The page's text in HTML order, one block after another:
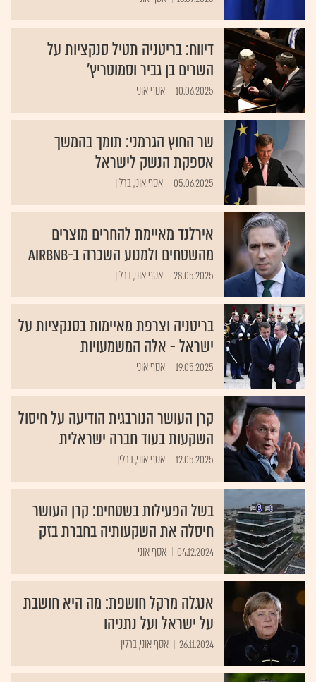
דיווח: בריטניה תטיל סנקציות על
השרים בן גביר וסמוטריץ'
10.06.2025 אסף אוני
שר החוץ הגרמני: תומך בהמשך
אספקת הנשק לישראל
05.06.2025 אסף אוני, ברלין
אירלנד מאיימת להחרים מוצרים
מהשטחים ולמנוע השכרה ב-Airbnb
28.05.2025 אסף אוני, ברלין
בריטניה וצרפת מאיימות בסנקציות על
ישראל - אלה המשמעויות
19.05.2025 אסף אוני
קרן העושר הנורבגית הודיעה על חיסול
השקעות בעוד חברה ישראלית
12.05.2025 אסף אוני, ברלין
בשל הפעילות בשטחים: קרן העושר
חיסלה את השקעותיה בחברת בזק
04.12.2024 אסף אוני
אנגלה מרקל חושפת: מה היא חושבת
על ישראל ועל נתניהו
26.11.2024 אסף אוני, ברלין